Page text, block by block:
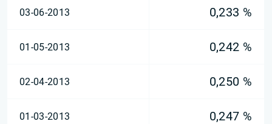
03-06-2013 0,233 %
01-05-2013 0,242 %
02-04-2013 0,250 %
01-03-2013 0,247 %